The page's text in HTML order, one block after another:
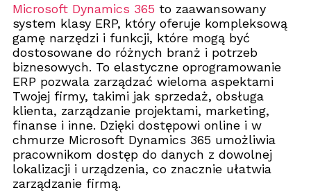
Microsoft Dynamics 365 to zaawansowany
system klasy ERP, który oferuje kompleksową
gamę narzędzi i funkcji, które mogą być
dostosowane do różnych branż i potrzeb
biznesowych. To elastyczne oprogramowanie
ERP pozwala zarządzać wieloma aspektami
Twojej firmy, takimi jak sprzedaż, obsługa
klienta, zarządzanie projektami, marketing,
finanse i inne. Dzięki dostępowi online i w
chmurze Microsoft Dynamics 365 umożliwia
pracownikom dostęp do danych z dowolnej
lokalizacji i urządzenia, co znacznie ułatwia
zarządzanie firmą.